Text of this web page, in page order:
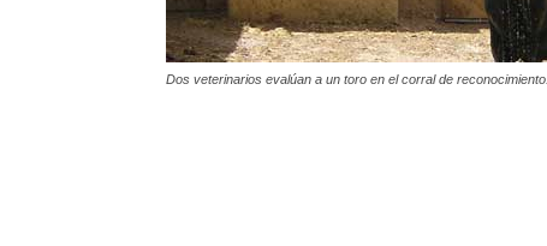
Dos veterinarios evalúan a un toro en el corral de reconocimiento.